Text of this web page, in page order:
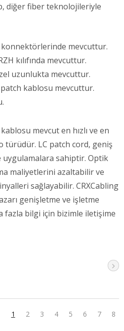
diğer fiber teknolojileriyle
konnektörlerinde mevcuttur.
kılıfında mevcuttur.
uzunlukta mevcuttur.
kablosu mevcuttur.
mevcut en hızlı ve en
LC patch cord, geniş
sahiptir. Optik
maliyetlerini azaltabilir ve
sağlayabilir. CRXCabling
genişletme ve işletme
fazla bilgi için bizimle iletişime
1 2 3 4 5 6 7 8